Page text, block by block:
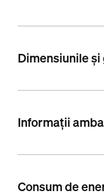
Dimensiunile
Informații
Consum de